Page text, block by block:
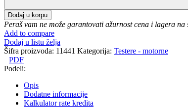
Echo
CS-
352ES
količina
Dodaj u korpu
Peraš vam ne može garantovati ažurnost cena i lagera
Add to compare
Dodaj u listu želja
Šifra proizvoda: 11441 Kategorija: Testere - motorne
PDF
Podeli:
Opis
Dodatne informacije
Kalkulator rate kredita